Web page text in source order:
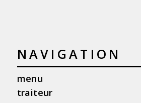
NAVIGATION
menu
traiteur